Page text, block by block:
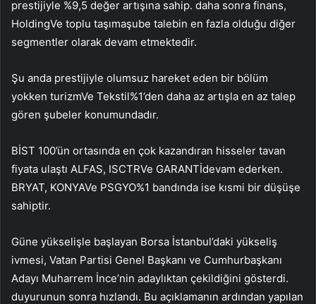
prestijiyle %9,5 değer artışına sahip. daha sonra finans,
HoldingVe toplu taşımaşube talebin en fazla olduğu diğer
segmentler olarak devam etmektedir.
Şu anda prestijiyle olumsuz hareket eden bir bölüm
yokken turizmVe Tekstil%1’den daha az artışla en az talep
gören şubeler konumundadır.
BİST 100’ün ortasında en çok kazandıran hisseler tavan
fiyata ulaştı ALFAS, ISCTRVe GARANTİdevam ederken.
BRYAT, KONYAVe PSGYO%1 bandında ise kısmi bir düşüşe
sahiptir.
Güne yükselişle başlayan Borsa İstanbul’daki yükseliş
ivmesi, Vatan Partisi Genel Başkanı ve Cumhurbaşkanı
Adayı Muharrem İnce’nin adaylıktan çekildiğini gösterdi.
duyurunun sonra hızlandı. Bu açıklamanın ardından yapılan